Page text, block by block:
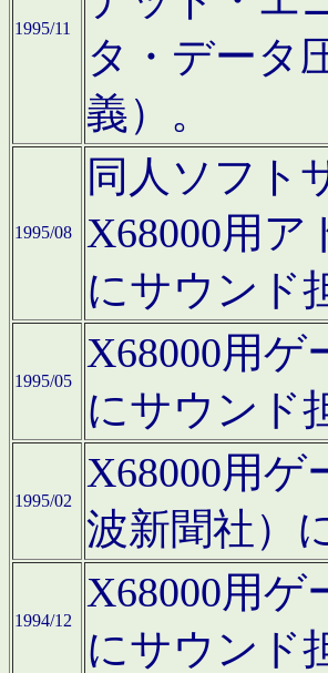
1995/11
タ・データ
義）。
1995/08
同人ソフト
X68000用
にサウンド
1995/05
X68000用
にサウンド
1995/02
X68000用
波新聞社）
1994/12
X68000用
にサウンド